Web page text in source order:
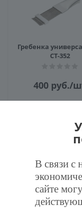
Гребенка
CT-352
400 руб./
и получите
В связи с
сайте